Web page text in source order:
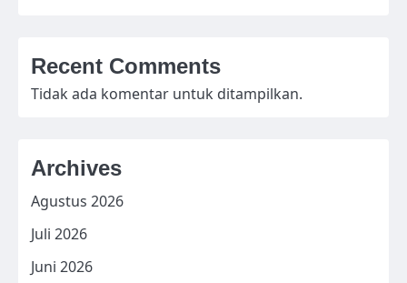
Recent Comments
Tidak ada komentar untuk ditampilkan.
Archives
Agustus 2026
Juli 2026
Juni 2026